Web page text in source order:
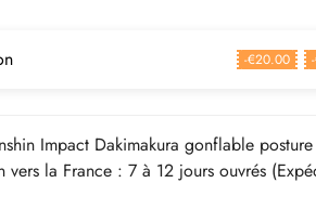
-€20.00 -
Impact Dakimakura gonflable
vers la France : 7 à 12 jours ouvrés